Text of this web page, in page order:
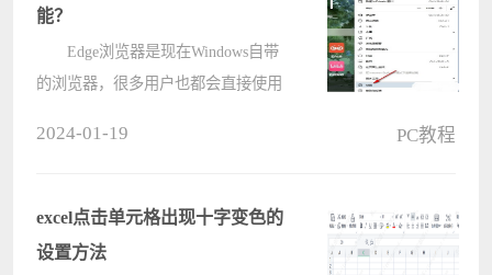
趣????
能？
Edge浏览器是现在Windows自带
的浏览器，很多用户也都会直接使用
要将此功能关闭，但是不清楚应该如
何操????
2024-01-19 PC教程
excel点击单元格出现十字变色的
设置方法